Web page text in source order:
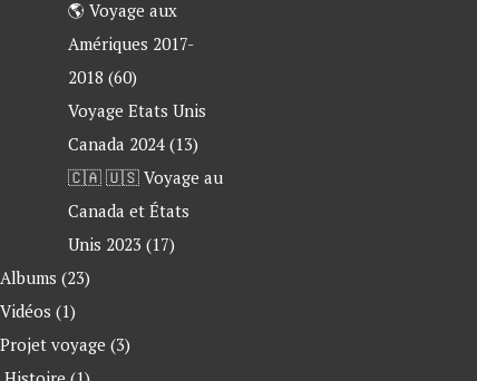
🌎 Voyage aux
Amériques 2017-
2018 (60)
Voyage Etats Unis
Canada 2024(13)
🇨🇦 🇺🇸 Voyage au
Canada et États
Unis 2023 (17)
(23)
(1)
voyage (3)